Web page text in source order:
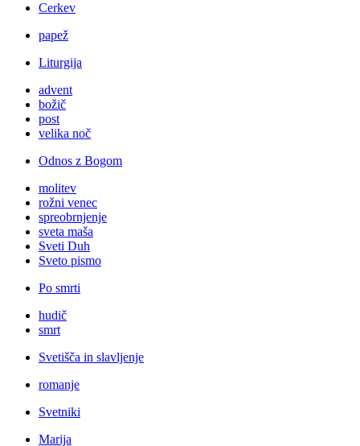
Cerkev
papež
Liturgija
advent
božič
post
velika noč
Odnos z Bogom
molitev
rožni venec
spreobrnjenje
sveta maša
Sveti Duh
Sveto pismo
Po smrti
hudič
smrt
Svetišča in slavljenje
romanje
Svetniki
Marija